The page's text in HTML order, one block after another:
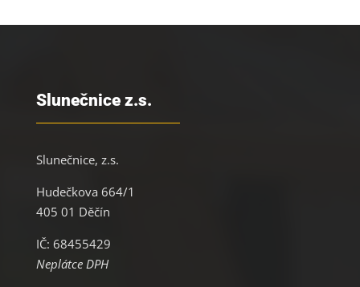
Slunečnice z.s.
Slunečnice, z.s.
Hudečkova 664/1
405 01 Děčín
IČ: 68455429
Neplátce DPH